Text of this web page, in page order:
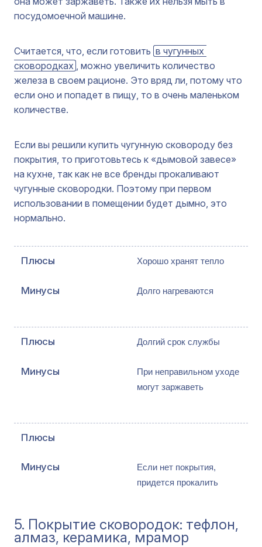
посудомоечной машине.
Считается, что, если готовить в чугунных
сковородках
, можно увеличить количество
железа в своем рационе. Это вряд ли, потому что
если оно и попадет в пищу, то в очень маленьком
количестве.
Если вы решили купить чугунную сковороду без
покрытия, то приготовьтесь к «дымовой завесе»
на кухне, так как не все бренды прокаливают
чугунные сковородки. Поэтому при первом
использовании в помещении будет дымно, это
нормально.
Хорошо хранят тепло
Долго нагреваются
Долгий срок службы
При неправильном уходе
могут заржаветь
Если нет покрытия,
придется прокалить
5. Покрытие сковородок: тефлон,
алмаз, керамика, мрамор